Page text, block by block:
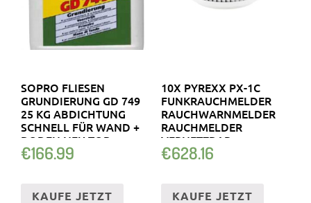
SOPRO FLIESEN
GRUNDIERUNG GD 749
25 KG ABDICHTUNG
SCHNELL FÜR WAND +
BODEN NEU TOP
€166.99
KAUFE JETZT
10X PYREXX PX-1C
FUNKRAUCHMELDER
RAUCHWARNMELDER
RAUCHMELDER
VERNETZBAR
€628.16
KAUFE JETZT